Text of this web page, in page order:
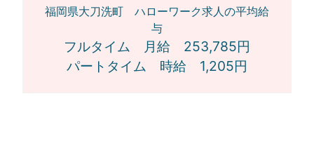
福岡県大刀洗町 ハローワーク求人の平均給
与
フルタイム 月給 253,785円
パートタイム 時給 1,205円